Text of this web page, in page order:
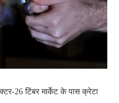
26 टिंबर मार्केट के पास क्रेटा